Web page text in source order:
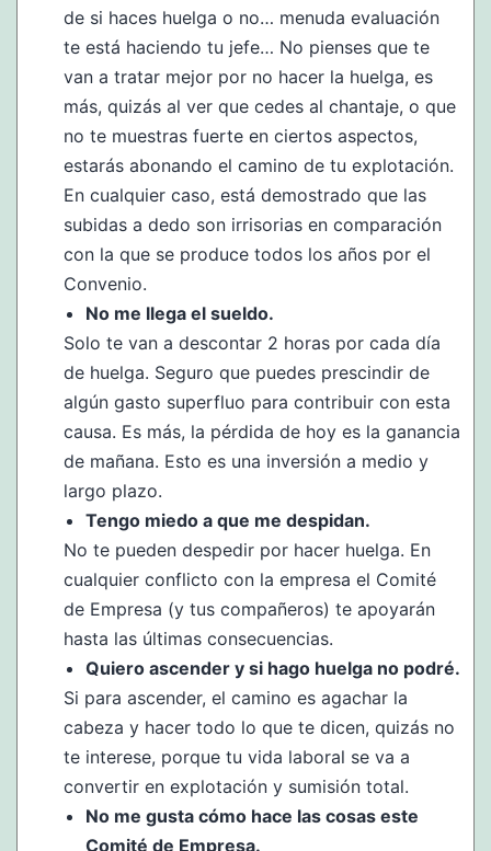
de si haces huelga o no… menuda evaluación
te está haciendo tu jefe… No pienses que te
van a tratar mejor por no hacer la huelga, es
más, quizás al ver que cedes al chantaje, o que
no te muestras fuerte en ciertos aspectos,
estarás abonando el camino de tu explotación.
En cualquier caso, está demostrado que las
subidas a dedo son irrisorias en comparación
con la que se produce todos los años por el
Convenio.
No me llega el sueldo.
Solo te van a descontar 2 horas por cada día
de huelga. Seguro que puedes prescindir de
algún gasto superfluo para contribuir con esta
causa. Es más, la pérdida de hoy es la ganancia
de mañana. Esto es una inversión a medio y
largo plazo.
Tengo miedo a que me despidan.
No te pueden despedir por hacer huelga. En
cualquier conflicto con la empresa el Comité
de Empresa (y tus compañeros) te apoyarán
hasta las últimas consecuencias.
Quiero ascender y si hago huelga no podré.
Si para ascender, el camino es agachar la
cabeza y hacer todo lo que te dicen, quizás no
te interese, porque tu vida laboral se va a
convertir en explotación y sumisión total.
No me gusta cómo hace las cosas este
Comité de Empresa.